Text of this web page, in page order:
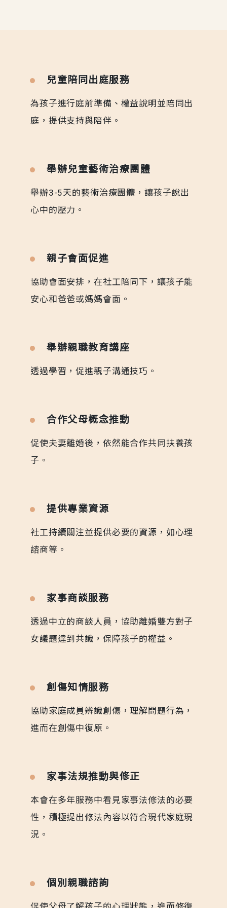
兒童陪同出庭服務
為孩子進行庭前準備、權益說明並陪同出
庭，提供支持與陪伴。
舉辦兒童藝術治療團體
舉辦3-5天的藝術治療團體，讓孩子說出
心中的壓力。
親子會面促進
協助會面安排，在社工陪同下，讓孩子能
安心和爸爸或媽媽會面。
舉辦親職教育講座
透過學習，促進親子溝通技巧。
合作父母概念推動
促使夫妻離婚後，依然能合作共同扶養孩
子。
提供專業資源
社工持續關注並提供必要的資源，如心理
諮商等。
家事商談服務
透過中立的商談人員，協助離婚雙方對子
女議題達到共識，保障孩子的權益。
創傷知情服務
協助家庭成員辨識創傷，理解問題行為，
進而在創傷中復原。
家事法規推動與修正
本會在多年服務中看見家事法修法的必要
性，積極提出修法內容以符合現代家庭現
況。
個別親職諮詢